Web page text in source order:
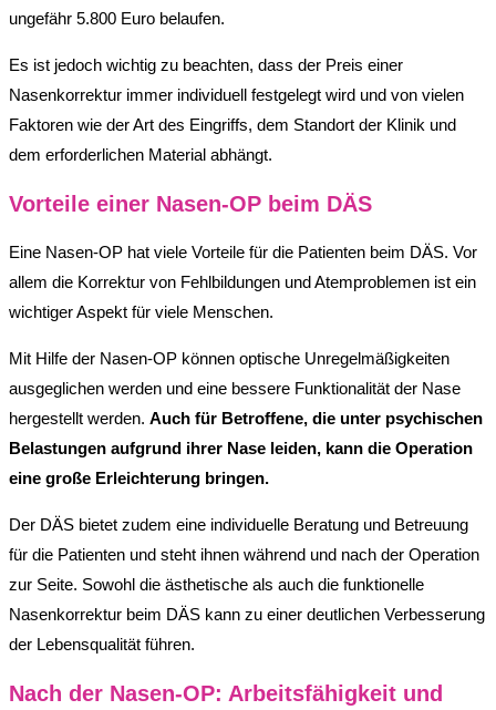
ungefähr 5.800 Euro belaufen.
Es ist jedoch wichtig zu beachten, dass der Preis einer
Nasenkorrektur immer individuell festgelegt wird und von vielen
Faktoren wie der Art des Eingriffs, dem Standort der Klinik und
dem erforderlichen Material abhängt.
Vorteile einer Nasen-OP beim DÄS
Eine Nasen-OP hat viele Vorteile für die Patienten beim DÄS. Vor
allem die Korrektur von Fehlbildungen und Atemproblemen ist ein
wichtiger Aspekt für viele Menschen.
Mit Hilfe der Nasen-OP können optische Unregelmäßigkeiten
ausgeglichen werden und eine bessere Funktionalität der Nase
hergestellt werden. Auch für Betroffene, die unter psychischen
Belastungen aufgrund ihrer Nase leiden, kann die Operation
eine große Erleichterung bringen.
Der DÄS bietet zudem eine individuelle Beratung und Betreuung
für die Patienten und steht ihnen während und nach der Operation
zur Seite. Sowohl die ästhetische als auch die funktionelle
Nasenkorrektur beim DÄS kann zu einer deutlichen Verbesserung
der Lebensqualität führen.
Nach der Nasen-OP: Arbeitsfähigkeit und